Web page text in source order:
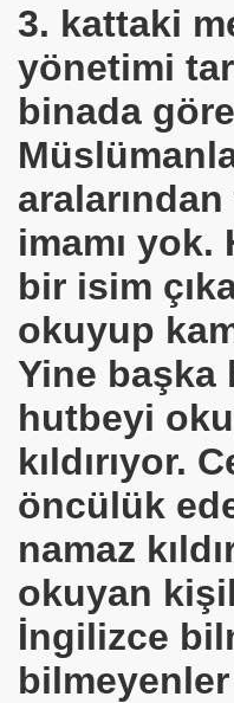
3. kattaki
yönetimi
binada
imamı yok.
bir isim
okuyup
Yine başka
hutbeyi
kıldırıyor.
öncülük
namaz
okuyan
İngilizce
TANRIKORUR.ABD
OLDU